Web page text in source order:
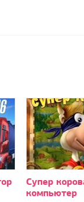
Супер
компьютер